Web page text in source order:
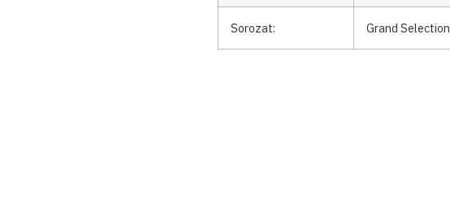
Sorozat: Grand Selection